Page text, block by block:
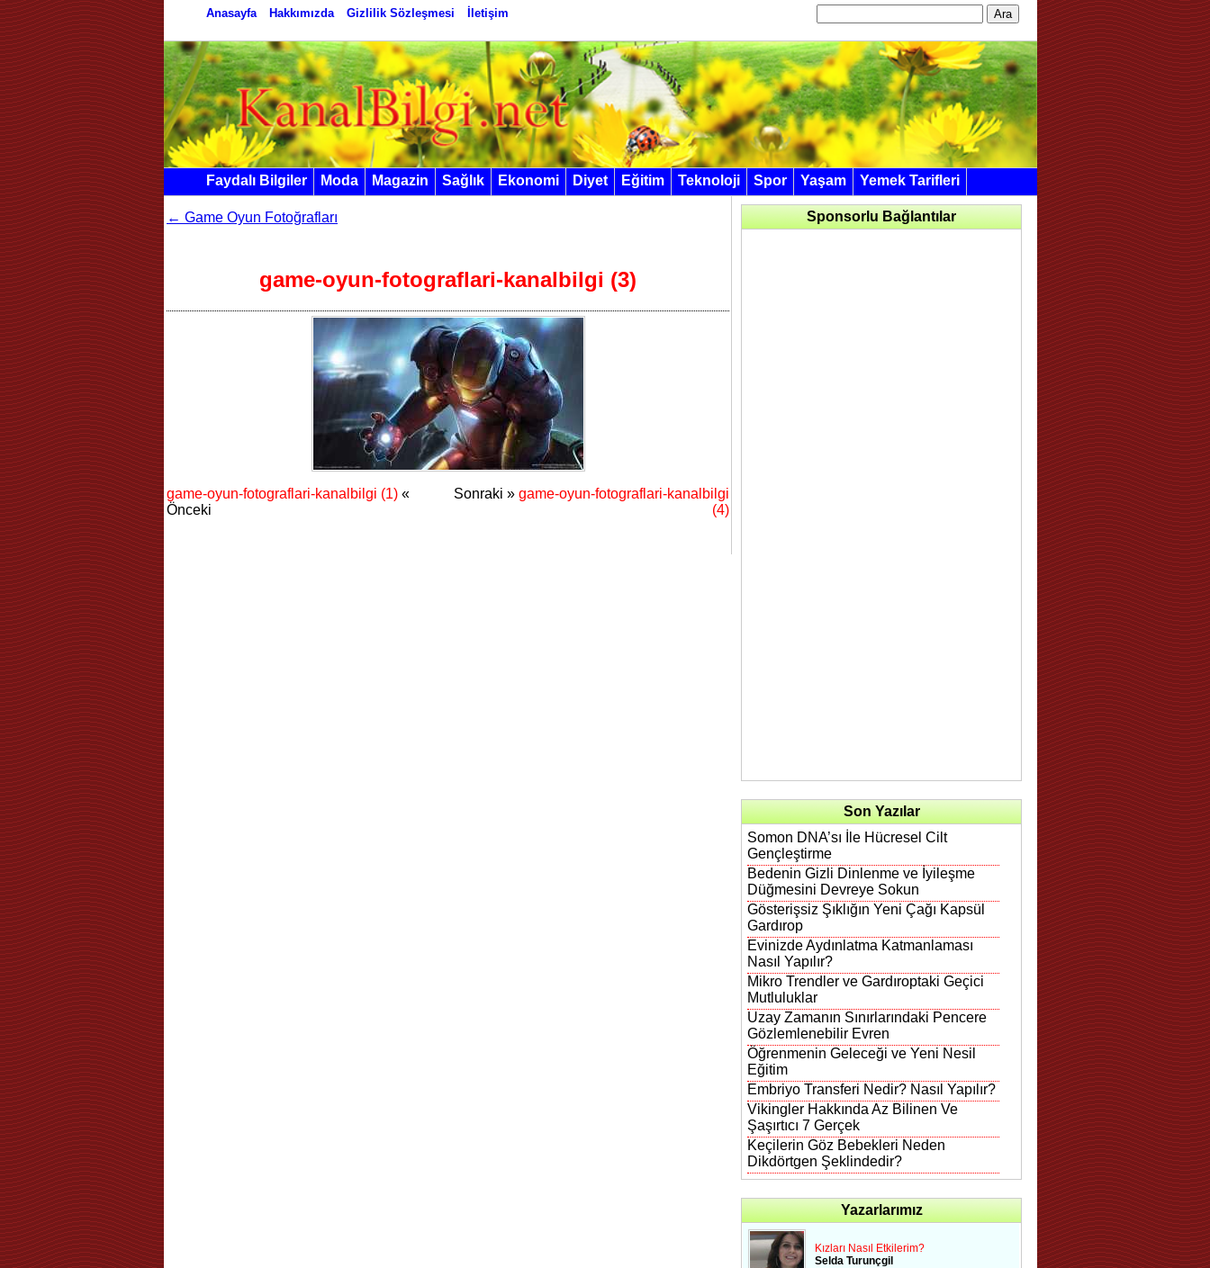
Anasayfa Hakkımızda Gizlilik Sözleşmesi İletişim
Faydalı Bilgiler Moda Magazin Sağlık Ekonomi Diyet Eğitim Teknoloji Spor Yaşam Yemek Tarifleri
← Game Oyun Fotoğrafları
game-oyun-fotograflari-kanalbilgi (3)
game-oyun-fotograflari-kanalbilgi (1) «
Önceki
Sonraki » game-oyun-fotograflari-kanalbilgi
(4)
Sponsorlu Bağlantılar
Son Yazılar
Somon DNA’sı İle Hücresel Cilt
Gençleştirme
Bedenin Gizli Dinlenme ve İyileşme
Düğmesini Devreye Sokun
Gösterişsiz Şıklığın Yeni Çağı Kapsül
Gardırop
Evinizde Aydınlatma Katmanlaması
Nasıl Yapılır?
Mikro Trendler ve Gardıroptaki Geçici
Mutluluklar
Uzay Zamanın Sınırlarındaki Pencere
Gözlemlenebilir Evren
Öğrenmenin Geleceği ve Yeni Nesil
Eğitim
Embriyo Transferi Nedir? Nasıl Yapılır?
Vikingler Hakkında Az Bilinen Ve
Şaşırtıcı 7 Gerçek
Keçilerin Göz Bebekleri Neden
Dikdörtgen Şeklindedir?
Yazarlarımız
Kızları Nasıl Etkilerim?
Selda Turunçgil